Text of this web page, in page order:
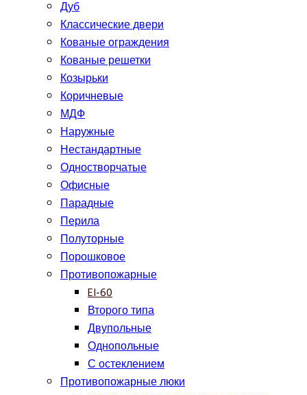
Дуб
Классические двери
Кованые ограждения
Кованые решетки
Козырьки
Коричневые
МДФ
Наружные
Нестандартные
Одностворчатые
Офисные
Парадные
Перила
Полуторные
Порошковое
Противопожарные
EI-60
Второго типа
Двупольные
Однопольные
С остеклением
Противопожарные люки